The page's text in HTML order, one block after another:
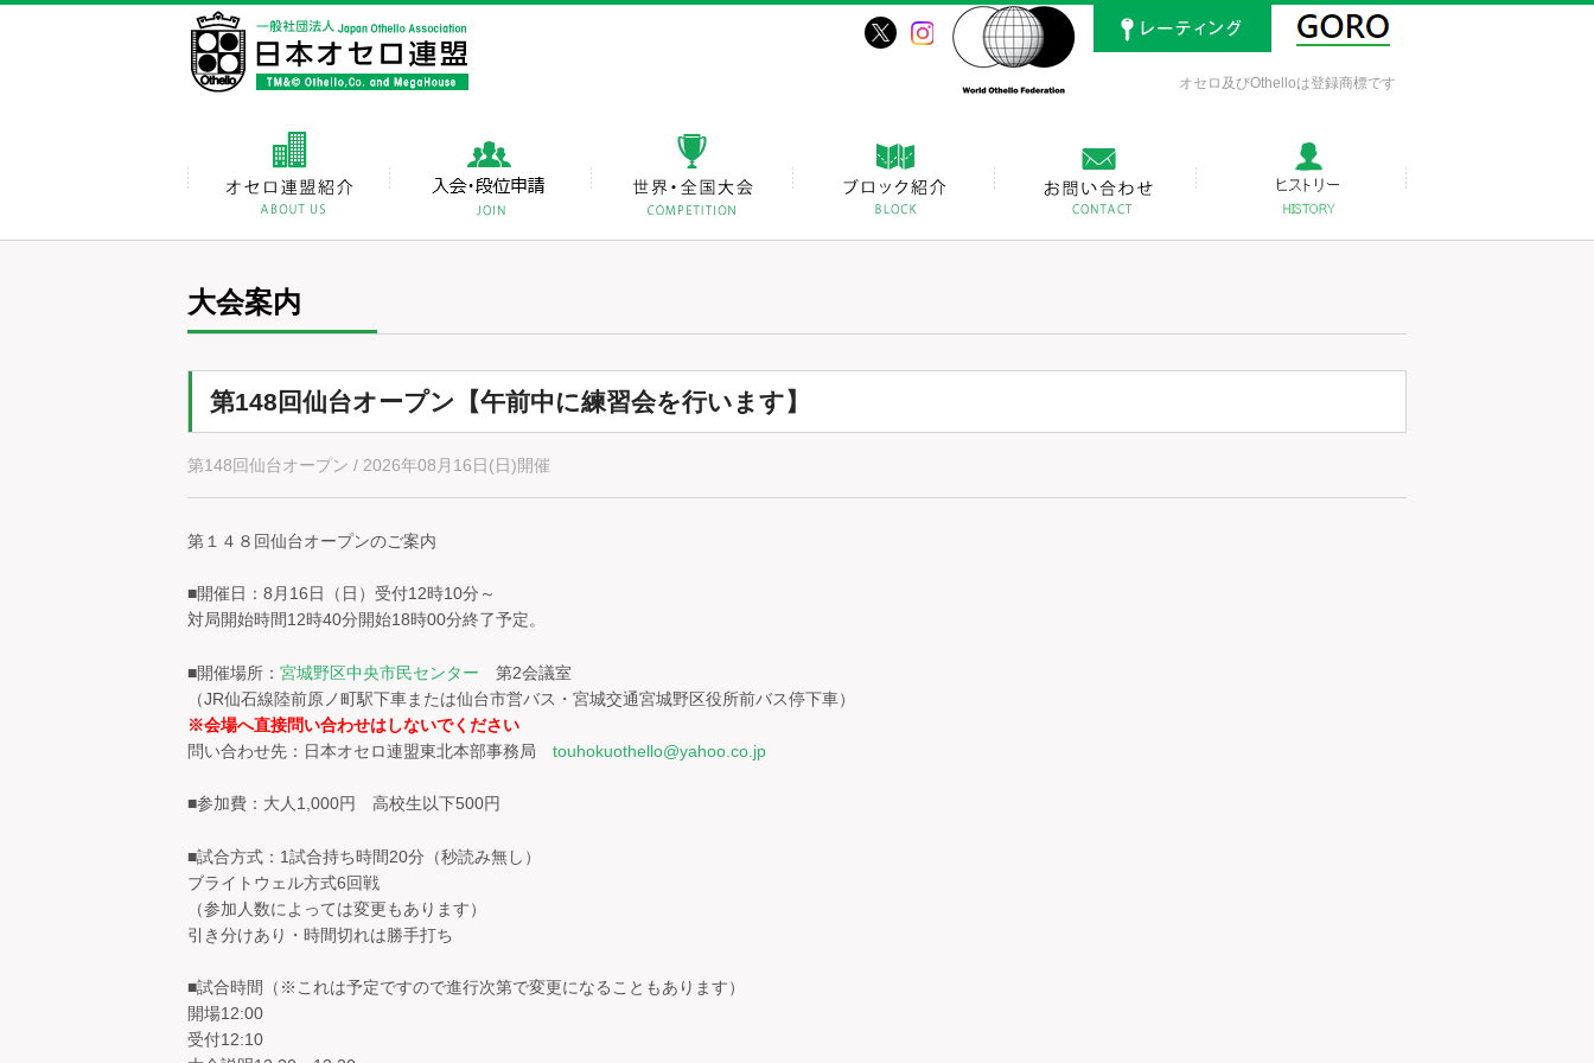
オセロ及びOthelloは登録商標です
大会案内
第148回仙台オープン【午前中に練習会を行います】
第148回仙台オープン / 2026年08月16日(日)開催
第１４８回仙台オープンのご案内
■開催日：8月16日（日）受付12時10分～
対局開始時間12時40分開始18時00分終了予定。
■開催場所： 宮城野区中央市民センター 第2会議室
（JR仙石線陸前原ノ町駅下車または仙台市営バス・宮城交通宮城野区役所前バス停下車）
※会場へ直接問い合わせはしないでください
問い合わせ先：日本オセロ連盟東北本部事務局 touhokuothello@yahoo.co.jp
■参加費：大人1,000円 高校生以下500円
■試合方式：1試合持ち時間20分（秒読み無し）
ブライトウェル方式6回戦
（参加人数によっては変更もあります）
引き分けあり・時間切れは勝手打ち
■試合時間（※これは予定ですので進行次第で変更になることもあります）
開場12:00
受付12:10